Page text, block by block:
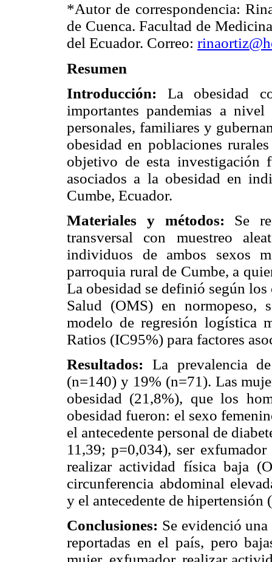
*Autor de correspondencia:
de Cuenca. Facultad de
del Ecuador. Correo:
Resumen
Introducción: La obesidad
importantes pandemias a
personales, familiares y
obesidad en poblaciones
objetivo de esta investigación
asociados a la obesidad en
Cumbe, Ecuador.
Materiales y métodos: Se
transversal con muestreo
individuos de ambos sexos
parroquia rural de Cumbe, a
La obesidad se definió según
Salud (OMS) en normopeso,
modelo de regresión logística
Ratios (IC95%) para factores
Resultados: La prevalencia
(n=140) y 19% (n=71). Las
obesidad (21,8%), que los
obesidad fueron: el sexo
el antecedente personal de
11,39; p=0,034), ser
realizar actividad física baja
circunferencia abdominal
y el antecedente de
Conclusiones: Se evidenció
reportadas en el país, pero